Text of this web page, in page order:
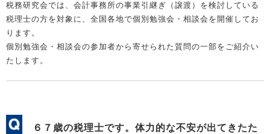
税務研究会では、会計事務所の事業引継ぎ（譲渡）を検討している
税理士の方を対象に、全国各地で個別勉強会・相談会を開催してお
ります。
個別勉強会・相談会の参加者から寄せられた質問の一部をご紹介い
たします。
６７歳の税理士です。体力的な不安が出てきたた